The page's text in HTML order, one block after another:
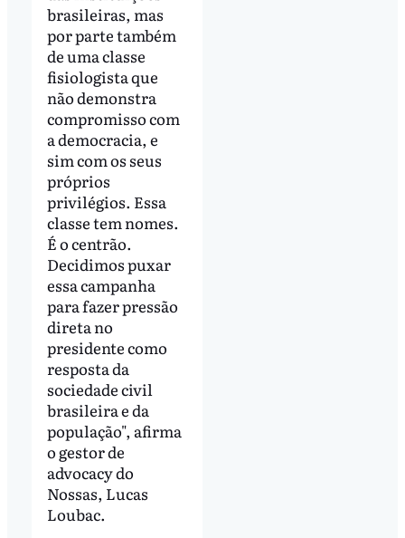
brasileiras, mas
por parte também
de uma classe
fisiologista que
não demonstra
compromisso com
a democracia, e
sim com os seus
próprios
privilégios. Essa
classe tem nomes.
É o centrão.
Decidimos puxar
essa campanha
para fazer pressão
direta no
presidente como
resposta da
sociedade civil
brasileira e da
população", afirma
o gestor de
advocacy do
Nossas, Lucas
Loubac.